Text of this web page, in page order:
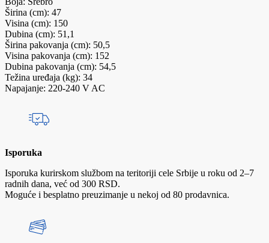
Širina (cm): 47
Visina (cm): 150
Dubina (cm): 51,1
Širina pakovanja (cm): 50,5
Visina pakovanja (cm): 152
Dubina pakovanja (cm): 54,5
Težina uređaja (kg): 34
Napajanje: 220-240 V AC
Isporuka
Isporuka kurirskom službom na teritoriji cele Srbije u roku od 2–7
radnih dana, već od 300 RSD.
Moguće i besplatno preuzimanje u nekoj od 80 prodavnica.